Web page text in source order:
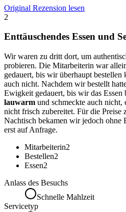
Original Rezension lesen
2
Enttäuschendes Essen und
Wir waren zu dritt dort, um
probieren. Die Mitarbeiterin war
gedauert, bis wir überhaupt
auch nicht. Nachdem wir bestellt
Ewigkeit gedauert, bis wir das Essen
lauwarm und schmeckte auch nicht,
nicht frisch zubereitet. Für die Preise
Nachtisch bekamen wir jedoch ohne
erst auf Anfrage.
Mitarbeiterin2
Bestellen2
Essen2
Anlass des Besuchs
Schnelle Mahlzeit
Servicetyp